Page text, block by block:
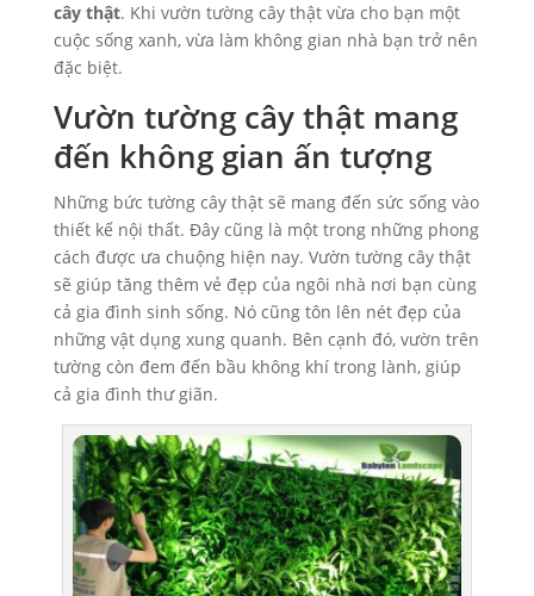
cây thật. Khi vườn tường cây thật vừa cho bạn một
cuộc sống xanh, vừa làm không gian nhà bạn trở nên
đặc biệt.
Vườn tường cây thật mang
đến không gian ấn tượng
Những bức tường cây thật sẽ mang đến sức sống vào
thiết kế nội thất. Đây cũng là một trong những phong
cách được ưa chuộng hiện nay. Vườn tường cây thật
sẽ giúp tăng thêm vẻ đẹp của ngôi nhà nơi bạn cùng
cả gia đình sinh sống. Nó cũng tôn lên nét đẹp của
những vật dụng xung quanh. Bên cạnh đó, vườn trên
tường còn đem đến bầu không khí trong lành, giúp
cả gia đình thư giãn.